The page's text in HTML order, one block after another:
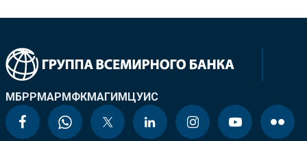
МБРРМАРМФКМАГИМЦУИС